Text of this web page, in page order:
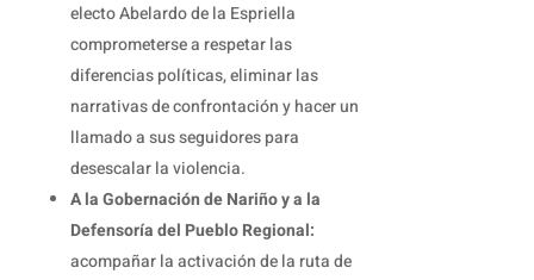
electo Abelardo de la Espriella
comprometerse a respetar las
diferencias políticas, eliminar las
narrativas de confrontación y hacer un
llamado a sus seguidores para
desescalar la violencia.
A la Gobernación de Nariño y a la
Defensoría del Pueblo Regional:
acompañar la activación de la ruta de